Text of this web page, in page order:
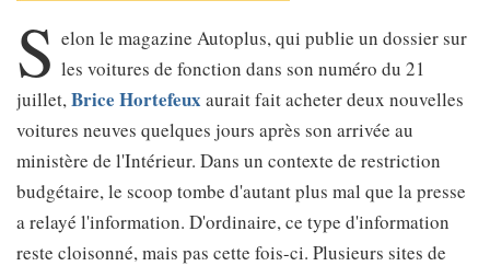
S elon le magazine Autoplus, qui publie un dossier sur
les voitures de fonction dans son numéro du 21
juillet,Brice Hortefeux aurait fait acheter deux nouvelles
voitures neuves quelques jours après son arrivée au
ministère de l'Intérieur. Dans un contexte de restriction
budgétaire, le scoop tombe d'autant plus mal que la presse
a relayé l'information. D'ordinaire, ce type d'information
reste cloisonné, mais pas cette fois-ci. Plusieurs sites de